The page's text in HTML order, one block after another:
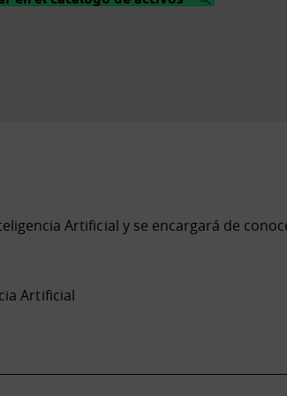
Artificial y se encargará de
Artificial